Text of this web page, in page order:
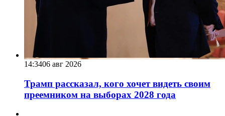
14:3406 авг 2026
Трамп рассказал, кого хочет видеть своим
преемником на выборах 2028 года